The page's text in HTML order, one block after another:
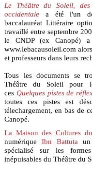
Le Théâtre du Soleil,
occidentalea été l'un
baccalauréat Littéraire
travaillé entre septembre
le CNDP (ex Canopé)
www.lebacausoleil.com
et professeurs dans leurs
Tous les documents se
Théâtre du Soleil pour
ces Quelques pistes de
toutes ces pistes est
télechargement, en bas de
Canopé.
La Maison des Cultures
numérique Ibn Battuta
spécialisé sur les
inépuisables du Théâtre du